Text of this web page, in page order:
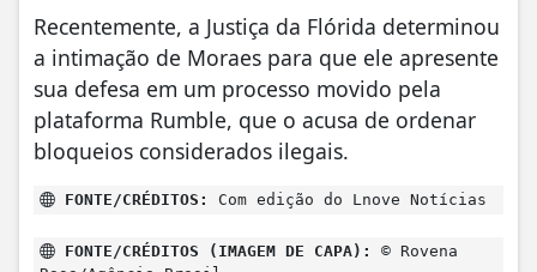
Recentemente, a Justiça da Flórida determinou
a intimação de Moraes para que ele apresente
sua defesa em um processo movido pela
plataforma Rumble, que o acusa de ordenar
bloqueios considerados ilegais.
FONTE/CRÉDITOS: Com edição do Lnove Notícias
FONTE/CRÉDITOS (IMAGEM DE CAPA):
© Rovena